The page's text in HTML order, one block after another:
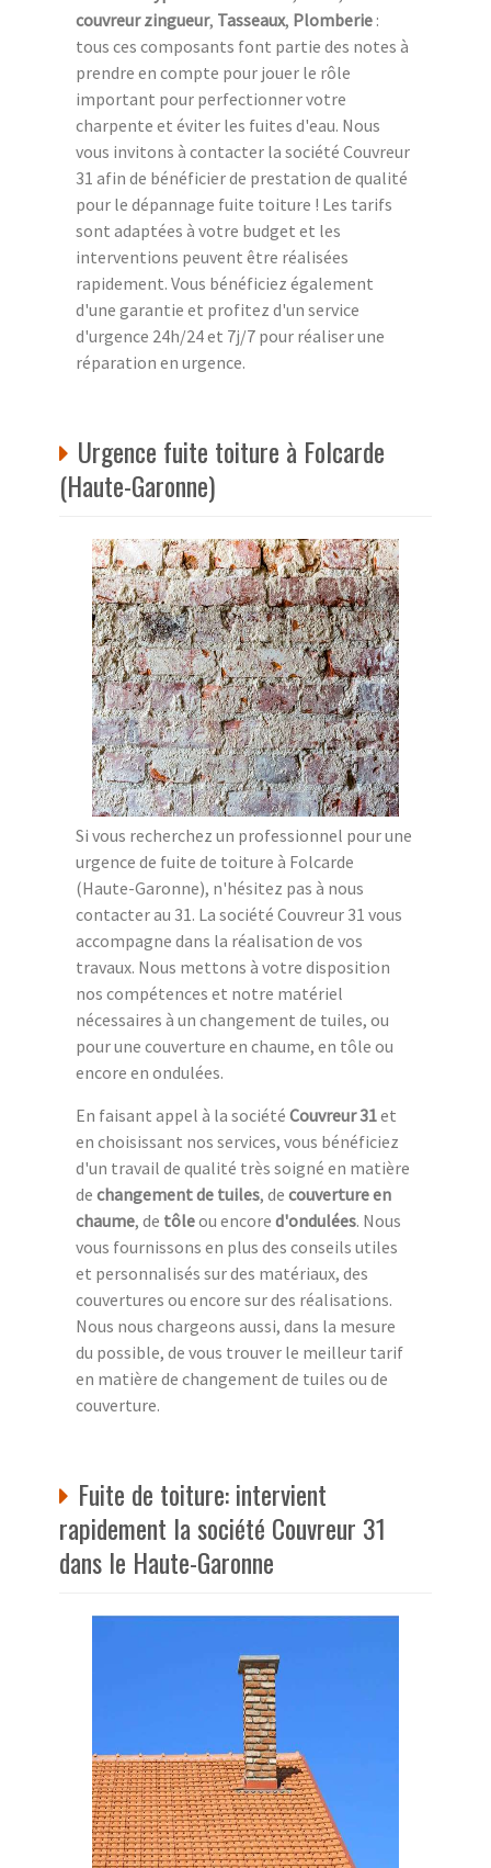
couvreur zingueur, Tasseaux, Plomberie :
tous ces composants font partie des notes à
prendre en compte pour jouer le rôle
important pour perfectionner votre
charpente et éviter les fuites d'eau. Nous
vous invitons à contacter la société Couvreur
31 afin de bénéficier de prestation de qualité
pour le dépannage fuite toiture ! Les tarifs
sont adaptées à votre budget et les
interventions peuvent être réalisées
rapidement. Vous bénéficiez également
d'une garantie et profitez d'un service
d'urgence 24h/24 et 7j/7 pour réaliser une
réparation en urgence.
Urgence fuite toiture à Folcarde
(Haute-Garonne)
Si vous recherchez un professionnel pour une
urgence de fuite de toiture à Folcarde
(Haute-Garonne), n'hésitez pas à nous
contacter au 31. La société Couvreur 31 vous
accompagne dans la réalisation de vos
travaux. Nous mettons à votre disposition
nos compétences et notre matériel
nécessaires à un changement de tuiles, ou
pour une couverture en chaume, en tôle ou
encore en ondulées.
En faisant appel à la société Couvreur 31et
en choisissant nos services, vous bénéficiez
d'un travail de qualité très soigné en matière
de changement de tuiles, de couverture en
chaume, de tôleou encore d'ondulées. Nous
vous fournissons en plus des conseils utiles
et personnalisés sur des matériaux, des
couvertures ou encore sur des réalisations.
Nous nous chargeons aussi, dans la mesure
du possible, de vous trouver le meilleur tarif
en matière de changement de tuiles ou de
couverture.
Fuite de toiture: intervient
rapidement la société Couvreur 31
dans le Haute-Garonne